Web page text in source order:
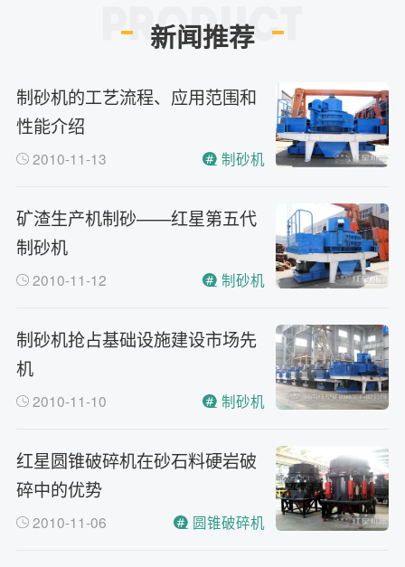
新闻推荐
制砂机的工艺流程、应用范围和
性能介绍
2010-11-13 制砂机
矿渣生产机制砂——红星第五代
制砂机
2010-11-12 制砂机
制砂机抢占基础设施建设市场先
机
2010-11-10 制砂机
红星圆锥破碎机在砂石料硬岩破
碎中的优势
2010-11-06 圆锥破碎机